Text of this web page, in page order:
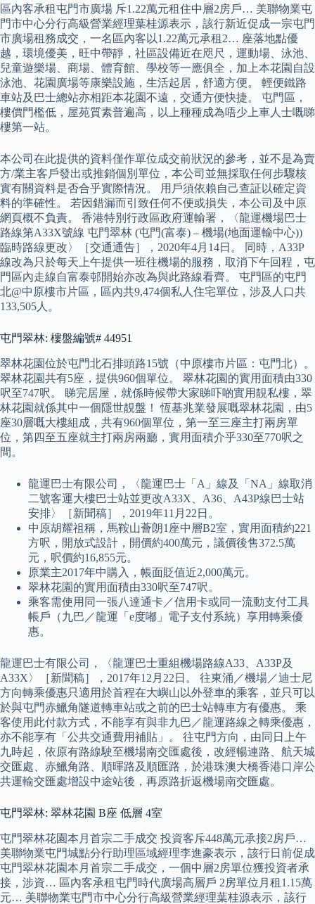
區內客承租屯門市廣場 斥1.22萬元租住中層2房戶… 美聯物業屯
門市中心分行高級營業經理葉桂源表示，該行新近促成一宗屯門
市廣場租務成交，一名區內客以1.22萬元承租2… 座落地點優
越，環境優美，旺中帶靜，社區設備近在咫尺，運動場、泳池、
兒童遊樂場、商場、體育館、學校等一應俱全，加上本花園自設
泳池、花園廣場等康樂設施，生活起居，舒適方便。 輕便鐵路
車站及巴士總站亦相距本花園不遠，交通方便快捷。 屯門區，
樓價門檻低，屋苑質素普遍高，以上種種成為唔少上車人士嘅睇
樓第一站。
本公司在此提供的資料僅作單位成交前狀況的參考，並不是為賣
方/業主客戶發出或推銷個別單位，本公司並無採取任何步驟核
實有關資料是否合乎實際情況。 用戶須依賴自己查証以確定資
料的準確性。 若因錯漏而引致任何不便或損失，本公司及中原
網頁概不負責。 香港特別行政區政府運輸署，〈龍運機場巴士
路線第A33X號線 屯門翠林 (屯門(富泰) – 機場(地面運輸中心))
臨時路線更改〉［交通通告］，2020年4月14日。 同時，A33P
線改為只於每天上午提供一班往機場的服務，取消下午回程，屯
門區內走線自富泰邨開始亦改為與此路線看齊。 屯門區的屯門
北@中原樓市片區，區內共9,474個私人住宅單位，涉及人口共
133,505人。
屯門翠林: 樓盤編號# 44951
翠林花園位於屯門北石排頭路15號（中原樓市片區：屯門北）。
翠林花園共有5座，提供960個單位。 翠林花園的實用面積由330
呎至747呎。 睇完居屋，就係時候帶大家睇吓啲實用靚私樓，翠
林花園就係其中一個隱世靚盤！ 恆基兆業發展嘅翠林花園，由5
座30層嘅大樓組成，共有960個單位，第一至三座主打兩房單
位，第四至五座就主打兩房兩廳，實用面積介乎330至770呎之
間。
龍運巴士有限公司，〈龍運巴士「A」線及「NA」線取消
二號客運大樓巴士站並更改A33X、A36、A43P線巴士站
安排〉［新聞稿］，2019年11月22日。
中原胡耀祖稱，馬鞍山薈朗1座中層B2室，實用面積約221
方呎，開放式設計，開價約400萬元，議價後售372.5萬
元，呎價約16,855元。
原業主2017年中購入，帳面貶值近2,000萬元。
翠林花園的實用面積由330呎至747呎。
乘客需使用同一張八達通卡／信用卡或同一流動支付工具
帳戶（九巴／龍運「e度嘟」電子支付系統）享用轉乘優
惠。
龍運巴士有限公司，〈龍運巴士重組機場路線A33、A33P及
A33X〉［新聞稿］，2017年12月22日。 往東涌／機場／迪士尼
方向轉乘優惠只適用於首程在大嶼山以外登車的乘客，並只可以
於與屯門赤鱲角隧道轉車站或之前的巴士站轉車方有優惠。 乘
客使用此付款方式，不能享有與非九巴／龍運路線之轉乘優惠，
亦不能享有「公共交通費用補貼」。 往屯門方向，由同日上午
九時起，依原有路線駛至機場南交匯處後，改經暢連路、航天城
交匯處、赤鱲角路、順暉路及順匯路，於港珠澳大橋香港口岸公
共運輸交匯處增設中途站後，再原路折返機場南交匯處。
屯門翠林: 翠林花園 B座 低層 4室
屯門翠林花園本月首宗二手成交 投資客斥448萬元承接2房戶…
美聯物業屯門城點分行助理區域經理李進豪表示，該行日前促成
屯門翠林花園本月首宗二手成交，一個中層2房單位獲投資者承
接，涉資… 區內客承租屯門時代廣場高層戶 2房單位月租1.15萬
元… 美聯物業屯門市中心分行高級營業經理葉桂源表示，該行